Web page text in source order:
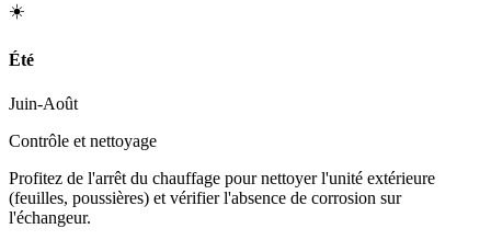
☀️
Été
Juin-Août
Contrôle et nettoyage
Profitez de l'arrêt du chauffage pour nettoyer l'unité extérieure
(feuilles, poussières) et vérifier l'absence de corrosion sur
l'échangeur.